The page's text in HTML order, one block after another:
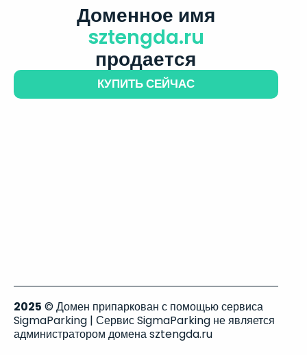
Доменное имя
sztengda.ru
продается
КУПИТЬ СЕЙЧАС
2025 © Домен припаркован с помощью сервиса
SigmaParking | Сервис SigmaParking не является
администратором домена sztengda.ru